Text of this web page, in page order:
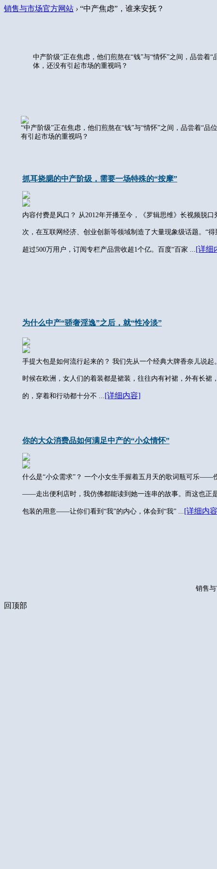
销售与市场官方网站 › “中产焦虑”，谁来安抚？
中产阶级”正在焦虑，他们煎熬在“钱”与“情怀”之间，品尝着
体，还没有引起市场的重视吗？
“中产阶级”正在焦虑，他们煎熬在“钱”与“情怀”之间，品尝着“
有引起市场的重视吗？
抓耳挠腮的中产阶级，需要一场特殊的“按摩”
内容付费是风口？ 从2012年开播至今，《罗辑思维》长视频脱口
次，在互联网经济、创业创新等领域制造了大量现象级话题。“得
超过500万用户，订阅专栏产品营收超1个亿。百度“百家 ...[详细
为什么中产“骄奢淫逸”之后，就“性冷淡”
手提大包是如何流行起来的？ 我们先从一个经典大牌香奈儿说
时候在欧洲，女人们的着装都是裙装，往往内有衬裙，外有长裙
的，穿着和行动都十分不 ...[详细内容]
你的大众消费品如何满足中产的“小众情怀”
什么是“小众需求”？ 一个小女生手握着五月天的歌词瓶可乐——
——走出便利店时，我仿佛都能读到她一连串的故事。而这也正
包装的用意——让你们看到“我”的内心，体会到“我” ...[详细内
销售
回顶部